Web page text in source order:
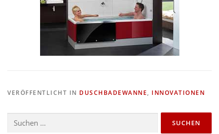
VERÖFFENTLICHT IN DUSCHBADEWANNE, INNOVATIONEN
nach: